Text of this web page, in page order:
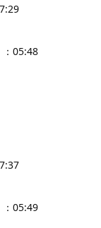
05:48
05:49